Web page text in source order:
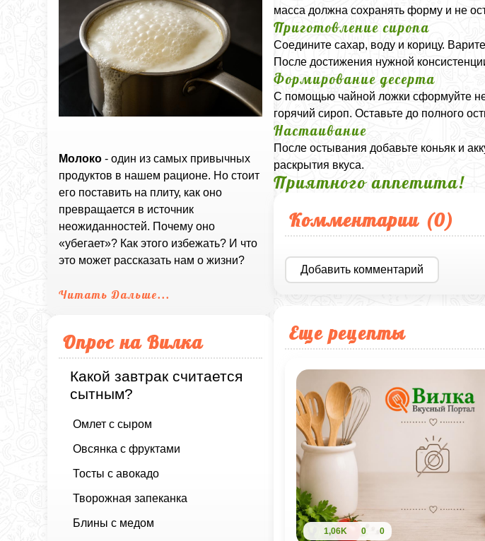
Молоко - один из самых привычных
продуктов в нашем рационе. Но стоит
его поставить на плиту, как оно
превращается в источник
неожиданностей. Почему оно
«убегает»? Как этого избежать? И что
это может рассказать нам о жизни?
Читать Дальше...
Опрос на Вилка
Какой завтрак считается
сытным?
Омлет с сыром
Овсянка с фруктами
Тосты с авокадо
Творожная запеканка
Блины с медом
масса должна сохранять форму и не
Приготовление сиропа
Соедините сахар, воду и корицу.
После достижения нужной
Формирование десерта
С помощью чайной ложки сформуйте
горячий сироп. Оставьте до полного
Настаивание
После остывания добавьте коньяк и
раскрытия вкуса.
Приятного аппетита!
Комментарии (0)
Добавить комментарий
Еще рецепты
1,06K 0 0